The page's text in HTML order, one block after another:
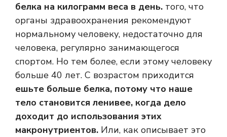
белка на килограмм веса в день. того, что
органы здравоохранения рекомендуют
нормальному человеку, недостаточно для
человека, регулярно занимающегося
спортом. Но тем более, если этому человеку
больше 40 лет. С возрастом приходится
ешьте больше белка, потому что наше
тело становится ленивее, когда дело
доходит до использования этих
макронутриентов. Или, как описывает это